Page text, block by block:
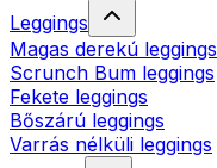
Leggings
Magas derekú leggings
Scrunch Bum leggings
Fekete leggings
Bőszárú leggings
Varrás nélküli leggings